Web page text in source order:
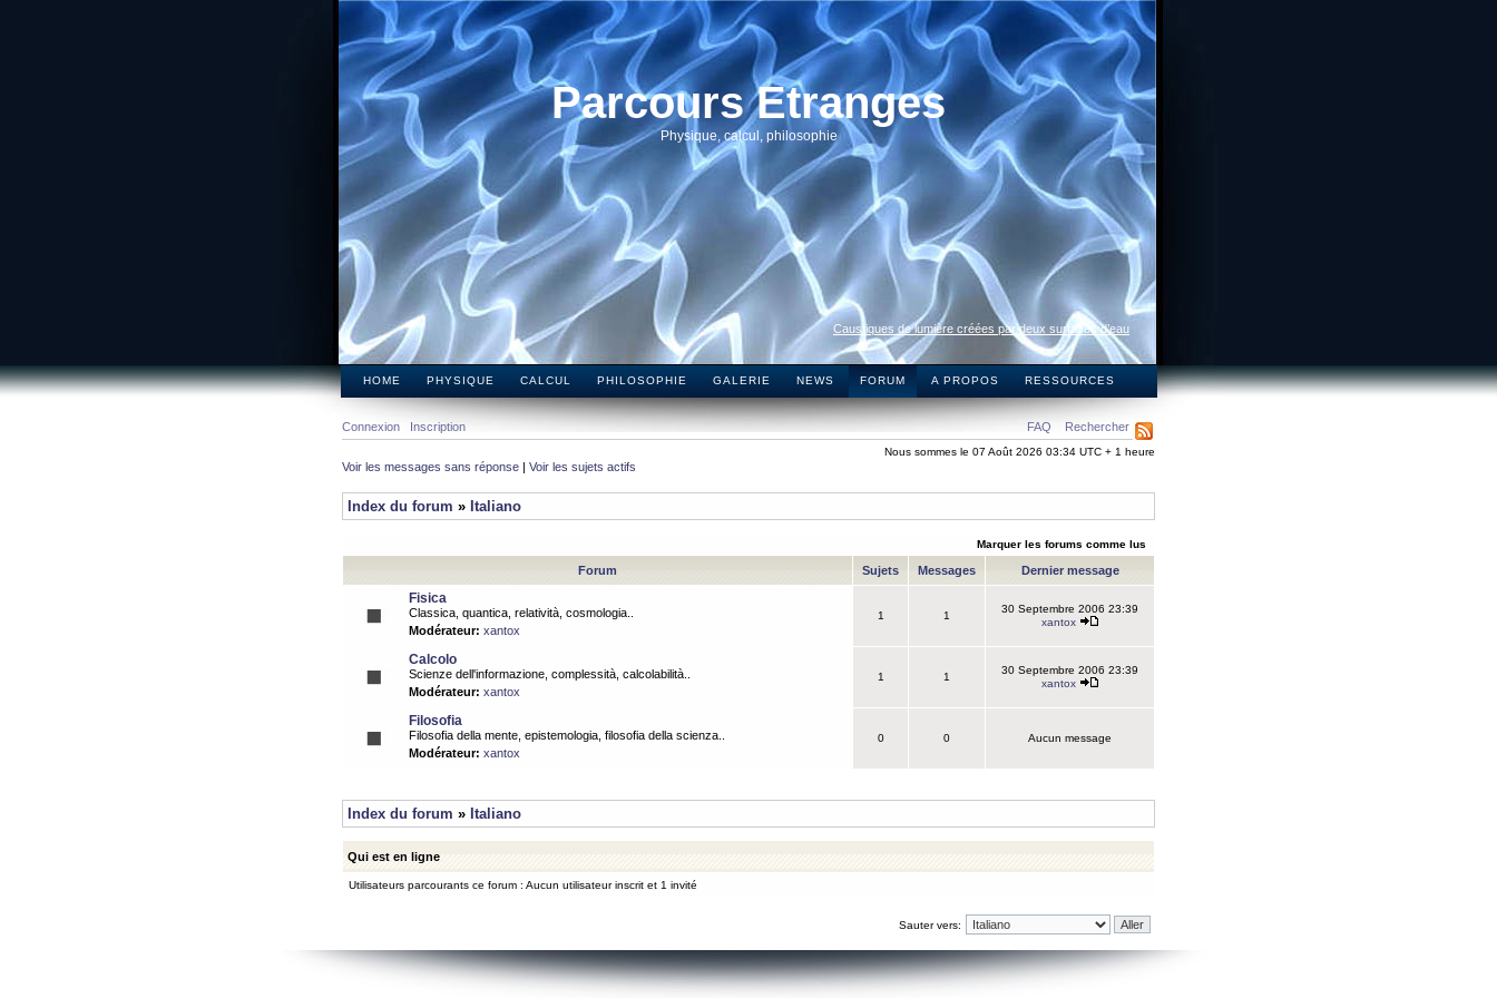
Parcours Etranges
Physique, calcul, philosophie
Caustiques de lumière créées par deux surfaces d’eau
HOME PHYSIQUE CALCUL PHILOSOPHIE GALERIE NEWS FORUM A PROPOS RESSOURCES
FAQ Rechercher
Connexion Inscription
Nous sommes le 07 Août 2026 03:34 UTC + 1 heure
Voir les messages sans réponse | Voir les sujets actifs
Index du forum » Italiano
Marquer les forums comme lus
Forum Sujets Messages Dernier message
Fisica
Classica, quantica, relatività, cosmologia..
Modérateur: xantox
1 1
30 Septembre 2006 23:39
xantox
Calcolo
Scienze dell'informazione, complessità, calcolabilità..
Modérateur: xantox
1 1
30 Septembre 2006 23:39
xantox
Filosofia
Filosofia della mente, epistemologia, filosofia della scienza..
Modérateur: xantox
0 0 Aucun message
Index du forum » Italiano
Qui est en ligne
Utilisateurs parcourants ce forum : Aucun utilisateur inscrit et 1 invité
Sauter vers: